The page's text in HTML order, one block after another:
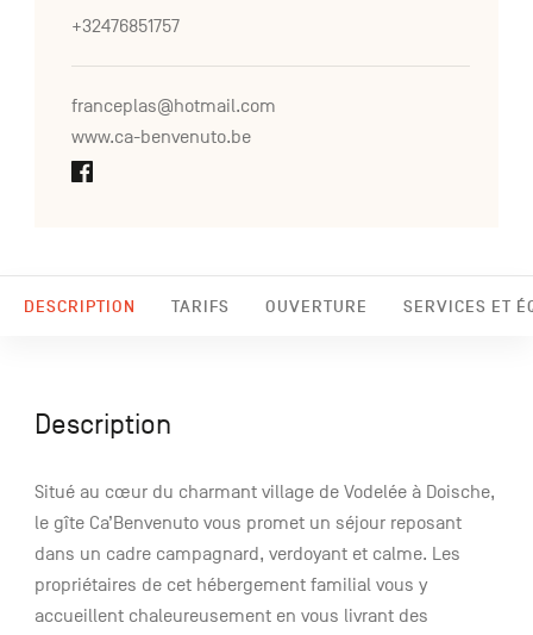
DESCRIPTION TARIFS OUVERTURE SERVICES ET
+32476851757
franceplas@hotmail.com
www.ca-benvenuto.be
Description
Situé au cœur du charmant village de Vodelée à Doische,
le gîte Ca’Benvenuto vous promet un séjour reposant
dans un cadre campagnard, verdoyant et calme. Les
propriétaires de cet hébergement familial vous y
accueillent chaleureusement en vous livrant des